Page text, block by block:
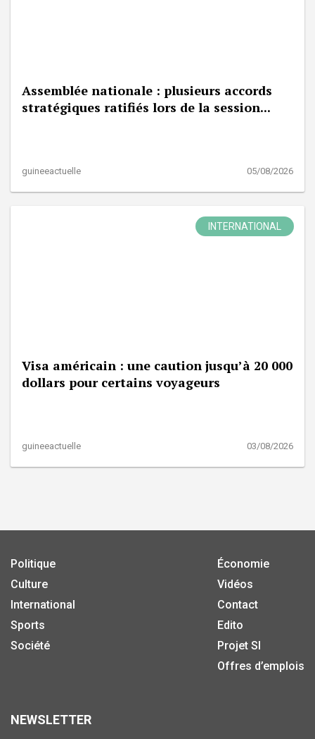
Assemblée nationale : plusieurs accords
stratégiques ratifiés lors de la session...
guineeactuelle 05/08/2026
INTERNATIONAL
Visa américain : une caution jusqu’à 20 000
dollars pour certains voyageurs
guineeactuelle 03/08/2026
Politique
Culture
International
Sports
Société
Économie
Vidéos
Contact
Edito
Projet SI
Offres d’emplois
NEWSLETTER